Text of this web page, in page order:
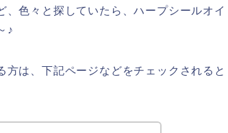
色々と探していたら、ハープシールオイ
♪
は、下記ページなどをチェックされると